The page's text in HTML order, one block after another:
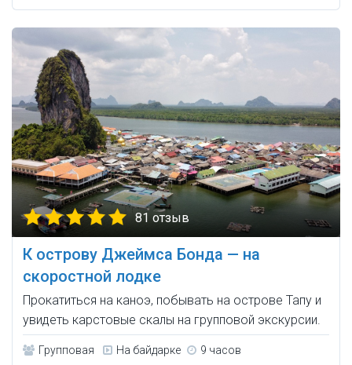
81 отзыв
К острову Джеймса Бонда — на
скоростной лодке
Прокатиться на каноэ, побывать на острове Тапу и
увидеть карстовые скалы на групповой экскурсии.
Групповая На байдарке 9 часов